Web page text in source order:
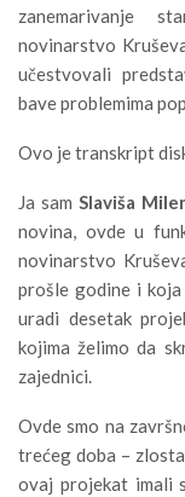
zanemarivanje
novinarstvo
učestvovali
bave problemima
Ovo je transkript
Ja samSlaviša
novina, ovde u
novinarstvo
prošle godine i koja
uradi desetak
kojima želimo da
zajednici.
Ovde smo na
trećeg doba –
ovaj projekat imali